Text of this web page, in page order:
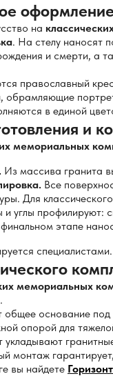
на
. На стелу наносят
и смерти, а
православный
обрамляющие
в единой
и
мемориальных
Из массива гранита
Все
Для
и углы профилируют:
этапе
мемориальных
основание под
опорой для
монтаж
вы найдете